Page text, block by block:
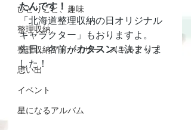
ひとりごと、趣味
整理収納
整理収納アドバイザー スキルアップ
思い出
イベント
星になるアルバム
たんです！
「北海道整理収納の日オリジナル
キャラクター」もおりますよ。
先日、名前がカタスンに決まりま
した！